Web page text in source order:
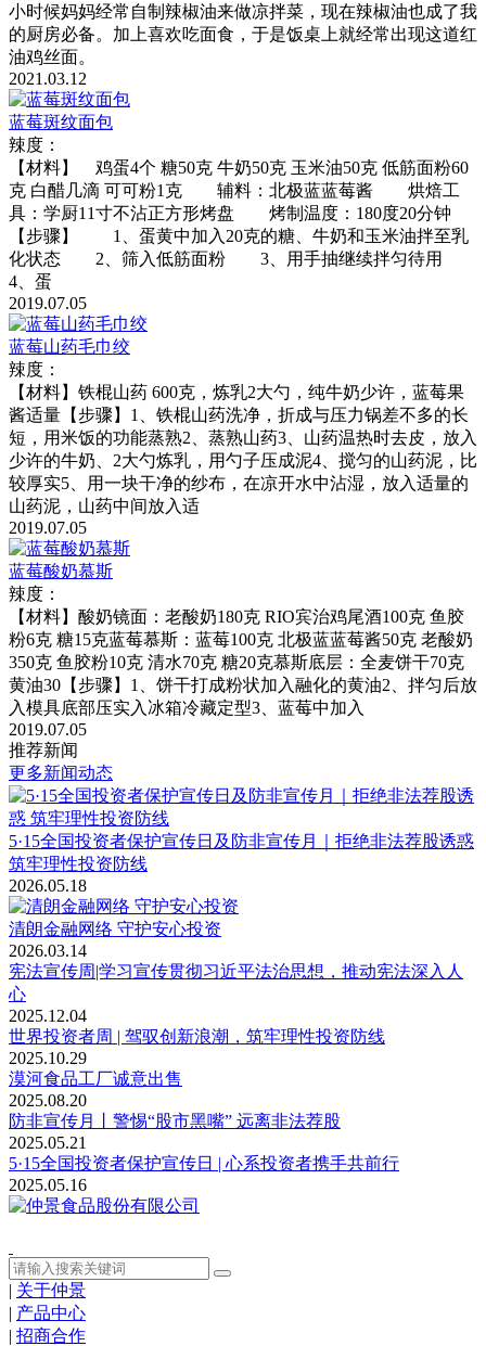
小时候妈妈经常自制辣椒油来做凉拌菜，现在辣椒油也成了我
的厨房必备。加上喜欢吃面食，于是饭桌上就经常出现这道红
油鸡丝面。
2021.03.12
蓝莓斑纹面包
辣度：
【材料】 鸡蛋4个 糖50克 牛奶50克 玉米油50克 低筋面粉60
克 白醋几滴 可可粉1克 辅料：北极蓝蓝莓酱 烘焙工
具：学厨11寸不沾正方形烤盘 烤制温度：180度20分钟
【步骤】 1、蛋黄中加入20克的糖、牛奶和玉米油拌至乳
化状态 2、筛入低筋面粉 3、用手抽继续拌匀待用
4、蛋
2019.07.05
蓝莓山药毛巾绞
辣度：
【材料】铁棍山药 600克，炼乳2大勺，纯牛奶少许，蓝莓果
酱适量【步骤】1、铁棍山药洗净，折成与压力锅差不多的长
短，用米饭的功能蒸熟2、蒸熟山药3、山药温热时去皮，放入
少许的牛奶、2大勺炼乳，用勺子压成泥4、搅匀的山药泥，比
较厚实5、用一块干净的纱布，在凉开水中沾湿，放入适量的
山药泥，山药中间放入适
2019.07.05
蓝莓酸奶慕斯
辣度：
【材料】酸奶镜面：老酸奶180克 RIO宾治鸡尾酒100克 鱼胶
粉6克 糖15克蓝莓慕斯：蓝莓100克 北极蓝蓝莓酱50克 老酸奶
350克 鱼胶粉10克 清水70克 糖20克慕斯底层：全麦饼干70克
黄油30【步骤】1、饼干打成粉状加入融化的黄油2、拌匀后放
入模具底部压实入冰箱冷藏定型3、蓝莓中加入
2019.07.05
推荐新闻
更多新闻动态
5·15全国投资者保护宣传日及防非宣传月｜拒绝非法荐股诱惑
筑牢理性投资防线
2026.05.18
清朗金融网络 守护安心投资
2026.03.14
宪法宣传周|学习宣传贯彻习近平法治思想，推动宪法深入人
心
2025.12.04
世界投资者周 | 驾驭创新浪潮，筑牢理性投资防线
2025.10.29
漠河食品工厂诚意出售
2025.08.20
防非宣传月丨警惕“股市黑嘴” 远离非法荐股
2025.05.21
5·15全国投资者保护宣传日 | 心系投资者携手共前行
2025.05.16
| 关于仲景
| 产品中心
| 招商合作